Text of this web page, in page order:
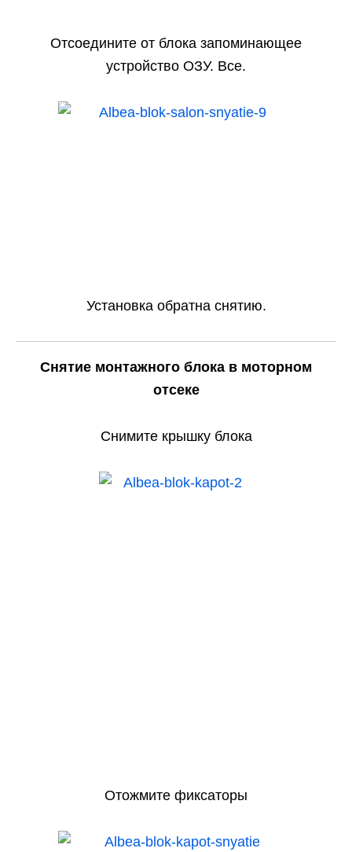
Отсоедините от блока запоминающее
устройство ОЗУ. Все.
Установка обратна снятию.
Снятие монтажного блока в моторном
отсеке
Снимите крышку блока
Отожмите фиксаторы